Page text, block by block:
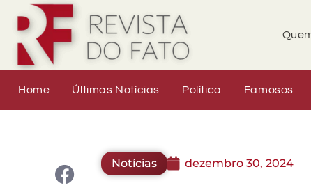
Home Últimas Notícias Política Famosos
Notícias dezembro 30, 2024